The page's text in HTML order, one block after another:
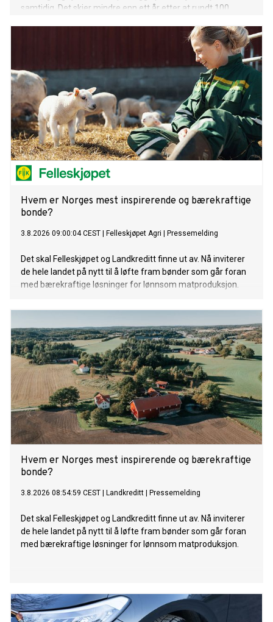
samtidig. Det skjer mindre enn ett år etter at rundt 100
Hvem er Norges mest inspirerende og bærekraftige
bonde?
3.8.2026 09:00:04 CEST Felleskjøpet Agri Pressemelding
Det skal Felleskjøpet og Landkreditt finne ut av. Nå inviterer
de hele landet på nytt til å løfte fram bønder som går foran
med bærekraftige løsninger for lønnsom matproduksjon.
Hvem er Norges mest inspirerende og bærekraftige
bonde?
3.8.2026 08:54:59 CEST Landkreditt Pressemelding
Det skal Felleskjøpet og Landkreditt finne ut av. Nå inviterer
de hele landet på nytt til å løfte fram bønder som går foran
med bærekraftige løsninger for lønnsom matproduksjon.